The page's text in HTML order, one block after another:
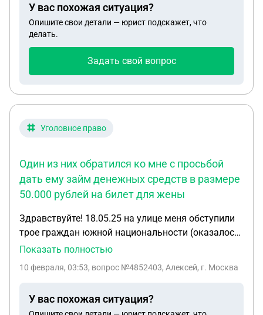
через госуслуги. Можно ли подать в суд на 1
цупис исковое заявление о возмещении денежных
средств, потраченных после повторной
У вас похожая ситуация?
Опишите свои детали — юрист подскажет, что
делать.
Задать свой вопрос
Уголовное право
Один из них обратился ко мне с просьбой
дать ему займ денежных средств в размере
50.000 рублей на билет для жены
Здравствуйте! 18.05.25 на улице меня обступили
трое граждан южной национальности (оказалось
это цыгане). Один из них обратился ко мне с
размере 50.000 рублей на билет для жены в
манипуляции в убеждении меня своей честности,
Показать полностью
10 февраля, 03:53, вопрос №4852403, Алексей, г. Москва
У вас похожая ситуация?